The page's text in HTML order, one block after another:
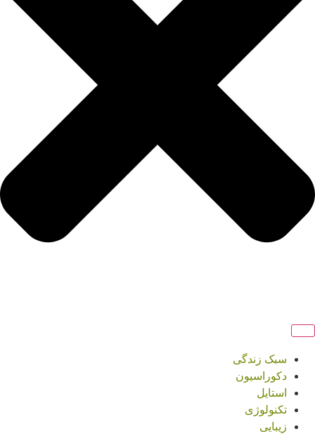
سبک زندگی
دکوراسیون
استایل
تکنولوژی
زیبایی